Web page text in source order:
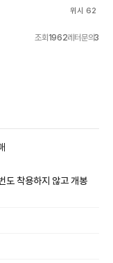
위시 62
조회 1962레터문의3
도 착용하지 않고 개봉